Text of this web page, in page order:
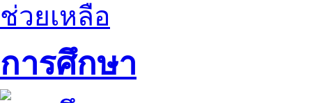
ช่วยเหลือ
การศึกษา